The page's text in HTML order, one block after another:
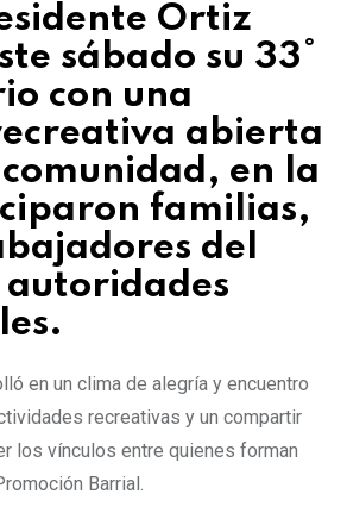
Ortiz
sábado su 33°
con una
abierta
en la
familias,
del
autoridades
en un clima de alegría y encuentro
recreativas y un compartir
los vínculos entre quienes forman
Barrial.